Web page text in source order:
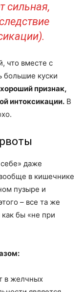
сильная,
что вместе с
большие куски
признак,
интоксикации. В
даже
в кишечнике
пузыре и
– все та же
бы «не при
в желчных